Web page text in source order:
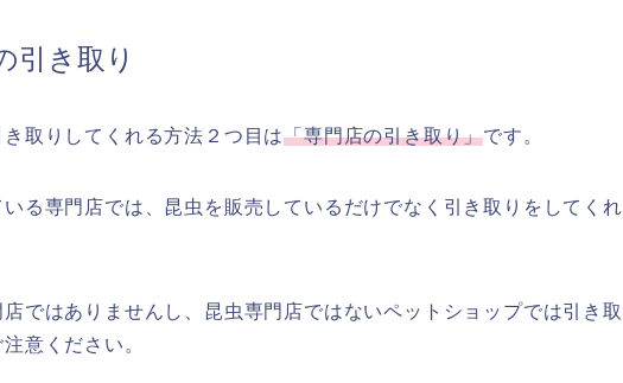
引き取り
取りしてくれる方法２つ目は「専門店の引き取り」です。
る専門店では、昆虫を販売しているだけでなく引き取りをしてくれ
ではありませんし、昆虫専門店ではないペットショップでは引き取
意ください。